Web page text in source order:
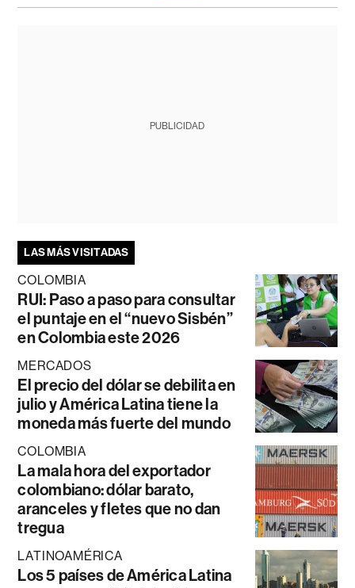
PUBLICIDAD
LAS MÁS VISITADAS
COLOMBIA
RUI: Paso a paso para consultar
el puntaje en el “nuevo Sisbén”
en Colombia este 2026
MERCADOS
El precio del dólar se debilita en
julio y América Latina tiene la
moneda más fuerte del mundo
COLOMBIA
La mala hora del exportador
colombiano: dólar barato,
aranceles y fletes que no dan
tregua
LATINOAMÉRICA
Los 5 países de América Latina